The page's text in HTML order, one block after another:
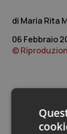
Rene &
Maria Rita
06 Febbraio
©